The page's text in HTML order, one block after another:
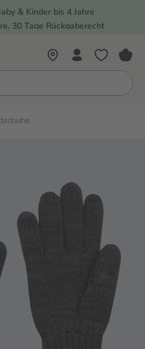
& Kinder bis 4 Jahre
30 Tage Rückgaberecht